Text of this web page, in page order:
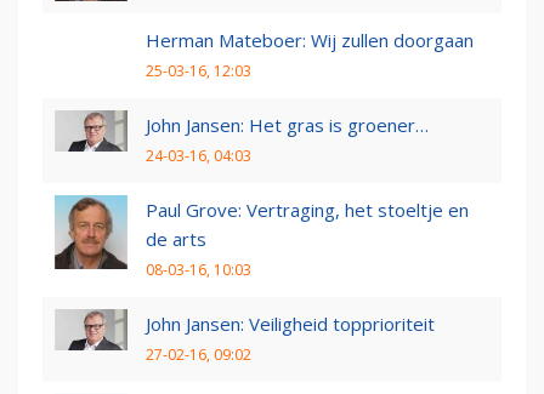
Herman Mateboer: Wij zullen doorgaan
25-03-16, 12:03
John Jansen: Het gras is groener…
24-03-16, 04:03
Paul Grove: Vertraging, het stoeltje en
de arts
08-03-16, 10:03
John Jansen: Veiligheid topprioriteit
27-02-16, 09:02